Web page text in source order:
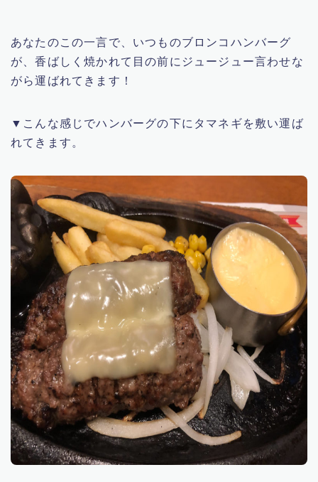
あなたのこの一言で、いつものブロンコハンバーグ
が、香ばしく焼かれて目の前にジュージュー言わせな
がら運ばれてきます！
▼こんな感じでハンバーグの下にタマネギを敷い運ば
れてきます。